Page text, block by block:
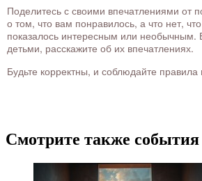
Поделитесь с своими впечатлениями от
о том, что вам понравилось, а что нет,
показалось интересным или необычным.
детьми, расскажите об их впечатлениях.
Будьте корректны, и соблюдайте правила
Смотрите также события